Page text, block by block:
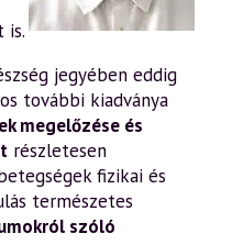
is.
jegyében eddig
további kiadványa
megelőzése és
részletesen
fizikai és
természetes
szóló